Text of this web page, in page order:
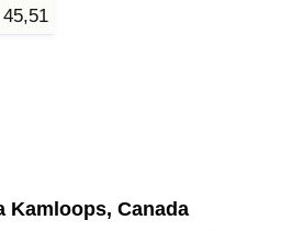
45,51
Kamloops, Canada
Vita
per Nazione
Case
Case per Nazione
Vita (Corrente)
vita per Paese
(Corrente)